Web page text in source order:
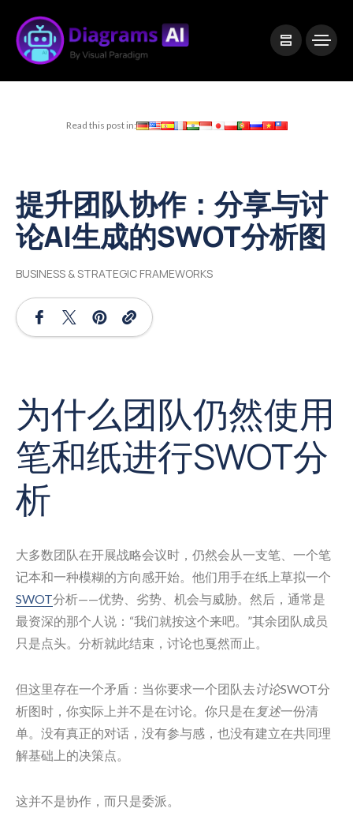
Read this post in:
提升团队协作：分享与讨
论AI生成的SWOT分析图
BUSINESS & STRATEGIC FRAMEWORKS
为什么团队仍然使用
笔和纸进行SWOT分
析
大多数团队在开展战略会议时，仍然会从一支笔、一个笔
记本和一种模糊的方向感开始。他们用手在纸上草拟一个
SWOT分析——优势、劣势、机会与威胁。然后，通常是
最资深的那个人说：“我们就按这个来吧。”其余团队成员
只是点头。分析就此结束，讨论也戛然而止。
但这里存在一个矛盾：当你要求一个团队去讨论SWOT分
析图时，你实际上并不是在讨论。你只是在复述一份清
单。没有真正的对话，没有参与感，也没有建立在共同理
解基础上的决策点。
这并不是协作，而只是委派。